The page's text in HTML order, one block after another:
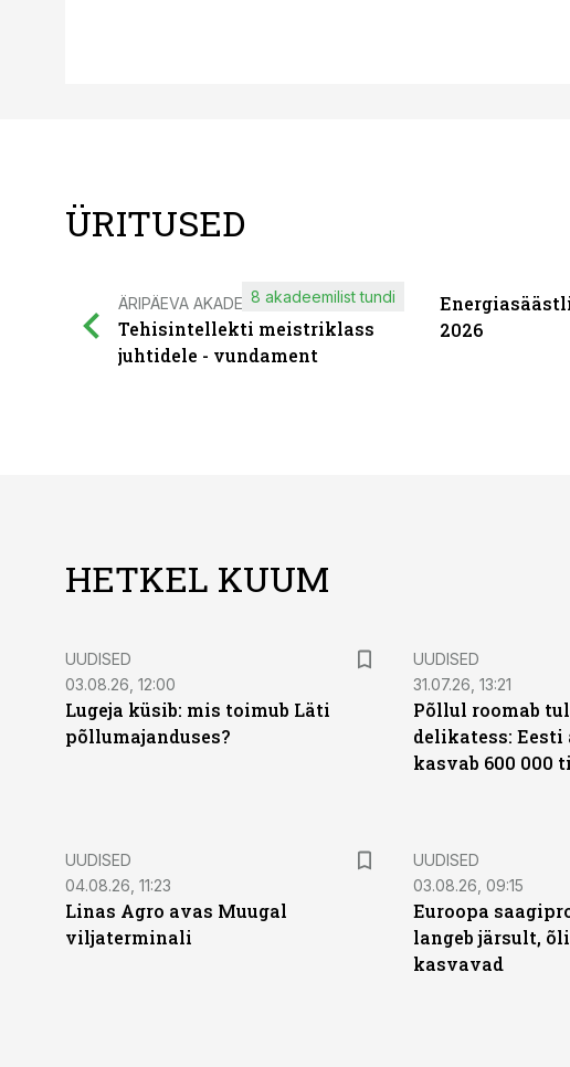
ÜRITUSED
ÄRIPÄEVA AKADEEMIA
Tehisintellekti meistriklass
juhtidele - vundament
8 akadeemilist tundi
2026
HETKEL KUUM
UUDISED
03.08.26, 12:00
Lugeja küsib: mis toimub Läti
põllumajanduses?
UUDISED
31.07.26, 13:21
Põllul roomab
delikatess:
kasvab 600 000
UUDISED
04.08.26, 11:23
Linas Agro avas Muugal
viljaterminali
UUDISED
03.08.26, 09:15
Euroopa
langeb järsult,
kasvavad